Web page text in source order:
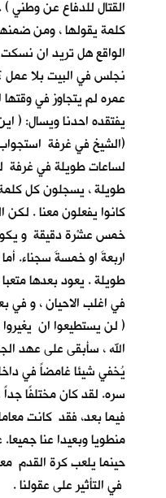
القتال للدفاع عن
كلمة يقولها ، ومن
الواقع هل تريد ان نسكت
نجلس في البيت بلا
عمره لم يتجاوز في وقتها
يفتقده احدنا ويسال: (
(الشيخ في غرفة
لساعات طويلة في غرفة
طويلة ، يسجلون كل
كانوا يفعلون معنا . لكن
خمس عشْرة دقيقة و
اربعةَ او خمسةَ سجناء.
طويلة . يعود بعدها
في اغلب الاحيان ، و
( لن يستطيعوا ان
الله ، سأبقى على عهد
يُخفي شيئا غامضاً في
سره. لقد كان مختلفًا
فيما بعد، فقد كانت
منطويا وبعيدا عنا
حينما يلعب كرة القدم
في التأثير على عقولنا .